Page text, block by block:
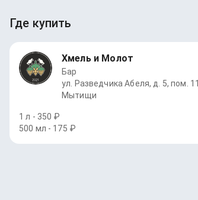
Где купить
Хмель и Молот
Бар
ул. Разведчика Абеля, д. 5, пом. 11
Мытищи
1 л - 350 ₽
500 мл - 175 ₽